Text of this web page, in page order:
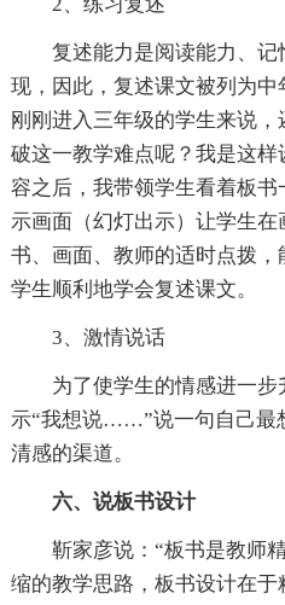
2、练习复述
复述能力是阅读能力、
现，因此，复述课文被列为
刚刚进入三年级的学生来说
破这一教学难点呢？我是这
容之后，我带领学生看着板
示画面（幻灯出示）让学生
书、画面、教师的适时点拨
学生顺利地学会复述课文。
3、激情说话
为了使学生的情感进一
示“我想说……”说一句自己最
清感的渠道。
六、说板书设计
靳家彦说：“板书是教师
缩的教学思路，板书设计在于